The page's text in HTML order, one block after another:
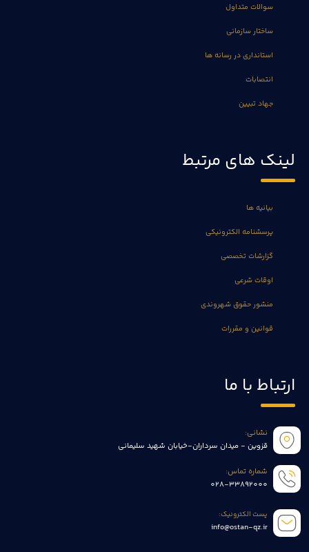
سوالات متداول
ساختار سازمانی
استانداری در رسانه ها
انتصابات
جهاد تبیین
لینک های مرتبط
بیانیه ها
پرسشنامه الکترونیکی
گزارشات تخصصی
اوقات شرعی
منشور حقوق شهروندی
قوانین و مقررات
ارتباط با ما
نشانی:
قزوین - میدان سرداران-خیابان شهید سلیمانی
شماره تماس:
028-33892000
پست الکترونیک:
info@ostan-qz.ir